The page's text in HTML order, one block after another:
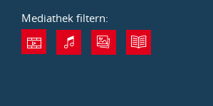
Mediathek filtern: